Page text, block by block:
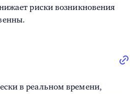
риски возникновения
в реальном времени,